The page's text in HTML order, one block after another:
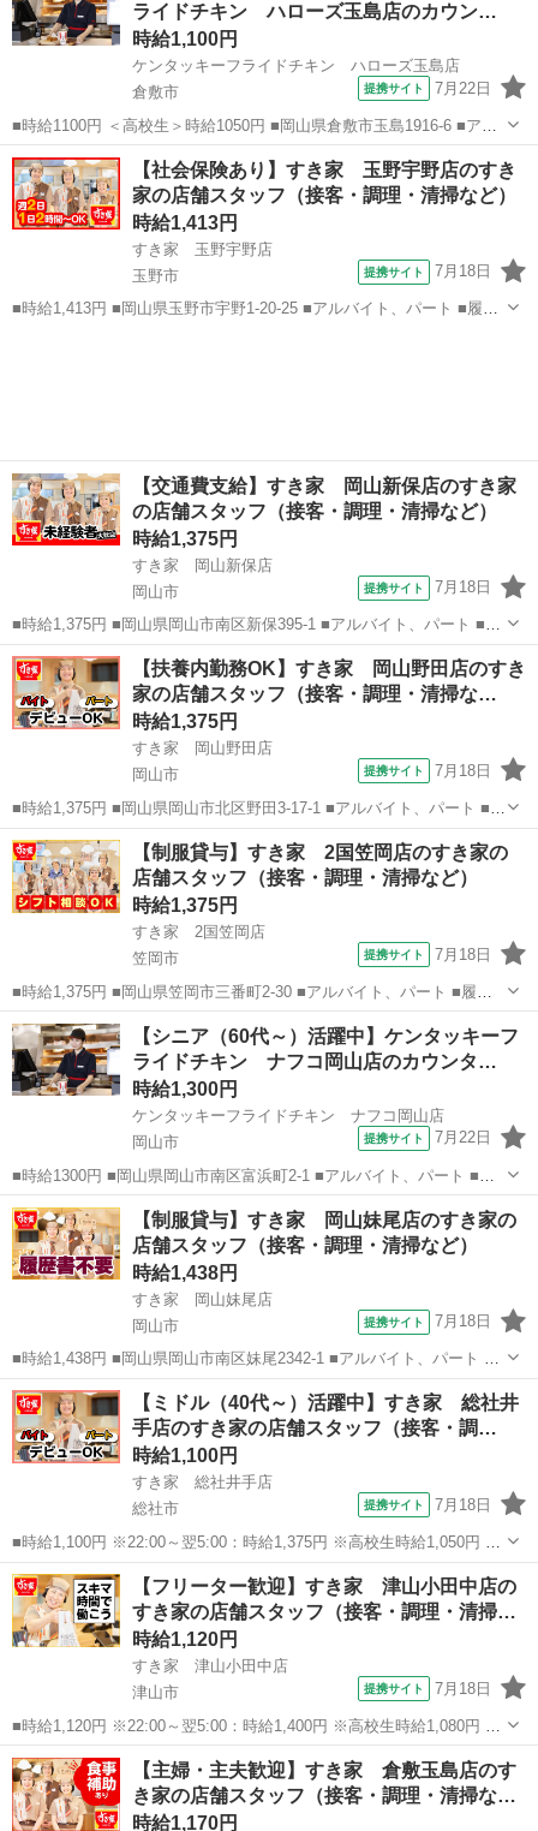
（60代～）活...
ライドチキン ハローズ玉島店のカウン…
時給1,100円
ケンタッキーフライドチキン ハローズ玉島店
倉敷市
提携サイト 7月22日
■時給1100円 ＜高校生＞時給1050円 ■岡山県倉敷市玉島1916-6 ■アル
バイト、パート ■未経験歓迎、高校生OK、フリーター歓迎、ミドル
（40代～）活躍中、エルダー（50代～）活躍中、シニア（60代～）活
躍中、ボー...
岡山 倉敷市 ファーストフード
【社会保険あり】すき家 玉野宇野店のすき
家の店舗スタッフ（接客・調理・清掃など）
時給1,413円
すき家 玉野宇野店
玉野市
提携サイト 7月18日
■時給1,413円 ■岡山県玉野市宇野1-20-25 ■アルバイト、パート ■履歴
【交通費支給】すき家 岡山新保店のすき家
の店舗スタッフ（接客・調理・清掃など）
時給1,375円
すき家 岡山新保店
岡山市
提携サイト 7月18日
■時給1,375円 ■岡山県岡山市南区新保395-1 ■アルバイト、パート ■履
歴書不要、未経験歓迎、大学生歓迎、主婦・主夫歓迎、フリーター歓
迎、ミドル（40代～）活躍中、エルダー（50代～）活躍中、シニア
（60代～）活躍中...
岡山 岡山市 ファーストフード
【扶養内勤務OK】すき家 岡山野田店のすき
家の店舗スタッフ（接客・調理・清掃な…
時給1,375円
すき家 岡山野田店
岡山市
提携サイト 7月18日
■時給1,375円 ■岡山県岡山市北区野田3-17-1 ■アルバイト、パート ■履
歴書不要、未経験歓迎、大学生歓迎、主婦・主夫歓迎、フリーター歓
迎、ミドル（40代～）活躍中、エルダー（50代～）活躍中、シニア
（60代～）活躍...
岡山 岡山市 ファーストフード
【制服貸与】すき家 2国笠岡店のすき家の
店舗スタッフ（接客・調理・清掃など）
時給1,375円
すき家 2国笠岡店
笠岡市
提携サイト 7月18日
■時給1,375円 ■岡山県笠岡市三番町2-30 ■アルバイト、パート ■履歴
書不要、未経験歓迎、大学生歓迎、主婦・主夫歓迎、フリーター歓
迎、ミドル（40代～）活躍中、エルダー（50代～）活躍中、シニア
（60代～）活躍中、週...
岡山 笠岡市 ファーストフード
【シニア（60代～）活躍中】ケンタッキーフ
ライドチキン ナフコ岡山店のカウンタ…
時給1,300円
ケンタッキーフライドチキン ナフコ岡山店
岡山市
提携サイト 7月22日
■時給1300円 ■岡山県岡山市南区富浜町2-1 ■アルバイト、パート ■未
経験歓迎、高校生OK、フリーター歓迎、ミドル（40代～）活躍中、エ
ルダー（50代～）活躍中、シニア（60代～）活躍中、ボーナス・賞与
あり、昇給あり、...
岡山 岡山市 ファーストフード
【制服貸与】すき家 岡山妹尾店のすき家の
店舗スタッフ（接客・調理・清掃など）
時給1,438円
すき家 岡山妹尾店
岡山市
提携サイト 7月18日
■時給1,438円 ■岡山県岡山市南区妹尾2342-1 ■アルバイト、パート ■
履歴書不要、未経験歓迎、大学生歓迎、主婦・主夫歓迎、フリーター
歓迎、ミドル（40代～）活躍中、エルダー（50代～）活躍中、シニア
（60代～）活躍...
岡山 岡山市 ファーストフード
【ミドル（40代～）活躍中】すき家 総社井
手店のすき家の店舗スタッフ（接客・調…
時給1,100円
すき家 総社井手店
総社市
提携サイト 7月18日
■時給1,100円 ※22:00～翌5:00：時給1,375円 ※高校生時給1,050円 ※
早朝手当（5:00～9:00）時給＋150円 ■岡山県総社市井手605-3 ■アル
バイト、パート ■履歴書不要、未経験歓迎、高校生O...
岡山 総社市 ファーストフード
【フリーター歓迎】すき家 津山小田中店の
すき家の店舗スタッフ（接客・調理・清掃…
時給1,120円
すき家 津山小田中店
津山市
提携サイト 7月18日
■時給1,120円 ※22:00～翌5:00：時給1,400円 ※高校生時給1,080円 ※
早朝手当（5:00～9:00）時給＋150円 ■岡山県津山市小田中1309-10 ■
アルバイト、パート ■履歴書不要、未経験歓迎、高...
岡山 津山市 ファーストフード
【主婦・主夫歓迎】すき家 倉敷玉島店のす
き家の店舗スタッフ（接客・調理・清掃な…
時給1,170円